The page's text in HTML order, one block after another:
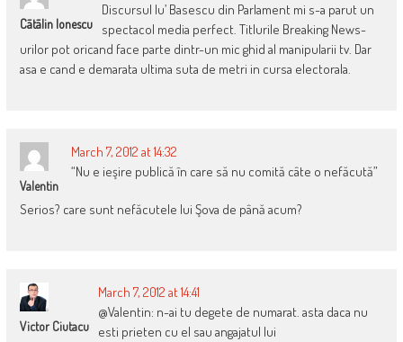
Cãtãlin Ionescu
Discursul lu’ Basescu din Parlament mi s-a parut un
spectacol media perfect. Titlurile Breaking News-
urilor pot oricand face parte dintr-un mic ghid al manipularii tv. Dar
asa e cand e demarata ultima suta de metri in cursa electorala.
Valentin
March 7, 2012 at 14:32
“Nu e ieşire publică în care să nu comită câte o nefăcută”
Serios? care sunt nefăcutele lui Şova de până acum?
Victor Ciutacu
March 7, 2012 at 14:41
@Valentin: n-ai tu degete de numarat. asta daca nu
esti prieten cu el sau angajatul lui